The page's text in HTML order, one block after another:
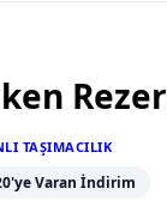
TAŞIMACILIK
Varan İndirim